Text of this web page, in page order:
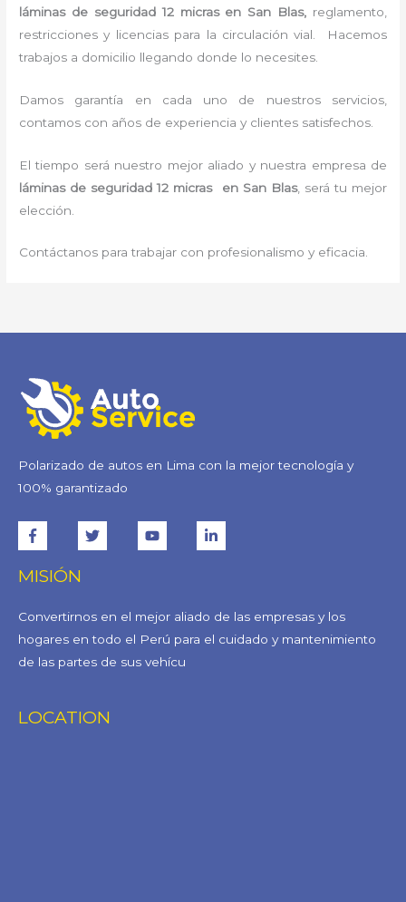
láminas de seguridad 12 micrasen San Blas, reglamento,
restricciones y licencias para la circulación vial. Hacemos
trabajos a domicilio llegando donde lo necesites.
Damos garantía en cada uno de nuestros servicios,
contamos con años de experiencia y clientes satisfechos.
El tiempo será nuestro mejor aliado y nuestra empresa de
láminas de seguridad 12 micrasen San Blas, será tu mejor
elección.
Contáctanos para trabajar con profesionalismo y eficacia.
Polarizado de autos en Lima con la mejor tecnología y
100% garantizado
MISIÓN
Convertirnos en el mejor aliado de las empresas y los
hogares en todo el Perú para el cuidado y mantenimiento
de las partes de sus vehícu
LOCATION